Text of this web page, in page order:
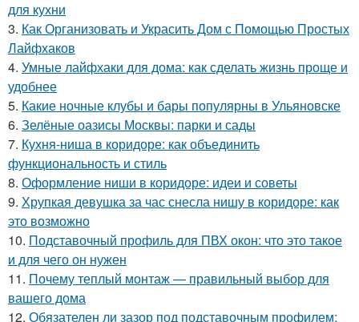
для кухни
3. Как Организовать и Украсить Дом с Помощью Простых
Лайфхаков
4. Умные лайфхаки для дома: как сделать жизнь проще и
удобнее
5. Какие ночные клубы и бары популярны в Ульяновске
6. Зелёные оазисы Москвы: парки и сады
7. Кухня-ниша в коридоре: как объединить
функциональность и стиль
8. Оформление ниши в коридоре: идеи и советы
9. Хрупкая девушка за час снесла нишу в коридоре: как
это возможно
10. Подставочный профиль для ПВХ окон: что это такое
и для чего он нужен
11. Почему теплый монтаж — правильный выбор для
вашего дома
12. Обязателен ли зазор под подставочным профилем: